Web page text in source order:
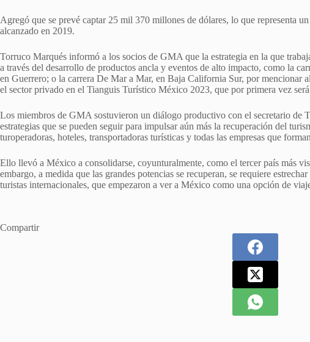
Agregó que se prevé captar 25 mil 370 millones de dólares, lo que representa
alcanzado en 2019.
Torruco Marqués informó a los socios de GMA que la estrategia en la que
a través del desarrollo de productos ancla y eventos de alto impacto, como la
en Guerrero; o la carrera De Mar a Mar, en Baja California Sur, por mencionar
el sector privado en el Tianguis Turístico México 2023, que por primera vez
Los miembros de GMA sostuvieron un diálogo productivo con el secretario de
estrategias que se pueden seguir para impulsar aún más la recuperación del
turoperadoras, hoteles, transportadoras turísticas y todas las empresas que
Ello llevó a México a consolidarse, coyunturalmente, como el tercer país más
embargo, a medida que las grandes potencias se recuperan, se requiere
turistas internacionales, que empezaron a ver a México como una opción de
Compartir